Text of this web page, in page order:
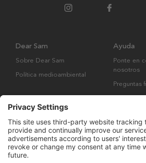
Dear Sam
Sobre Dear Sam
Política medioambiental
Ayuda
Ponte en
nosotros
Preguntas
Derechos de autor © Many Brands AB 2023.